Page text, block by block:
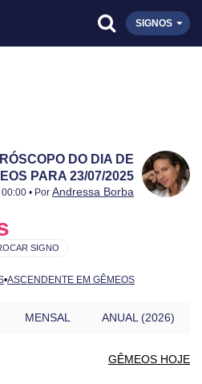
SIGNOS
DO DIA DE
PARA 23/07/2025
• Por Andressa Borba
•ASCENDENTE EM GÊMEOS
SIGNO
MENSAL ANUAL (2026)
GÊMEOS HOJE